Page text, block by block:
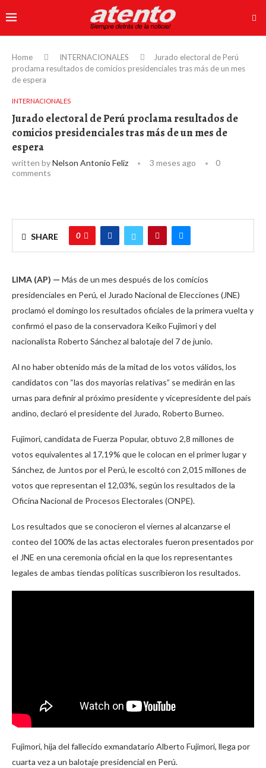
Home INTERNACIONALES
Jurado electoral de Perú
proclama resultados de comicios presidenciales tras más de un mes
de espera
INTERNACIONALES
Jurado electoral de Perú proclama resultados de
comicios presidenciales tras más de un mes de
espera
written byNelson Antonio Feliz 3 meses ago
0
comments
SHARE 0
LIMA (AP) — Más de un mes después de los comicios
presidenciales en Perú, el Jurado Nacional de Elecciones (JNE)
proclamó el domingo los resultados oficiales de la primera vuelta y
confirmó el paso de la conservadora Keiko Fujimori y del
nacionalista Roberto Sánchez al balotaje del 7 de junio.
Al no haber obtenido más de la mitad de los votos válidos, los
candidatos con “las dos mayorías relativas” se medirán en las
urnas para definir al próximo presidente y vicepresidente del país
andino, declaró el presidente del Jurado, Roberto Burneo.
Fujimori, candidata de Fuerza Popular, obtuvo 2,8 millones de
votos equivalentes al 17,19% que le colocan en el primer lugar y
Sánchez, de Juntos por el Perú, le escoltó con 2,015 millones de
votos que representan el 12,03%, según los resultados de la
Oficina Nacional de Procesos Electorales (ONPE).
Los resultados que se conocieron el viernes al alcanzarse el
conteo del 100% de las actas electorales fueron presentados por
el JNE en una ceremonia oficial en la que los representantes
legales de ambas tiendas políticas suscribieron los resultados.
Fujimori, hija del fallecido exmandatario Alberto Fujimori, llega por
cuarta vez a un balotaje presidencial en Perú.